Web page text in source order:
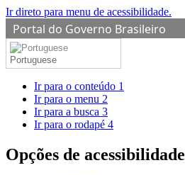
Ir direto para menu de acessibilidade.
Portal do Governo Brasileiro
Portuguese
Ir para o conteúdo 1
Ir para o menu 2
Ir para a busca 3
Ir para o rodapé 4
Opções de acessibilidade